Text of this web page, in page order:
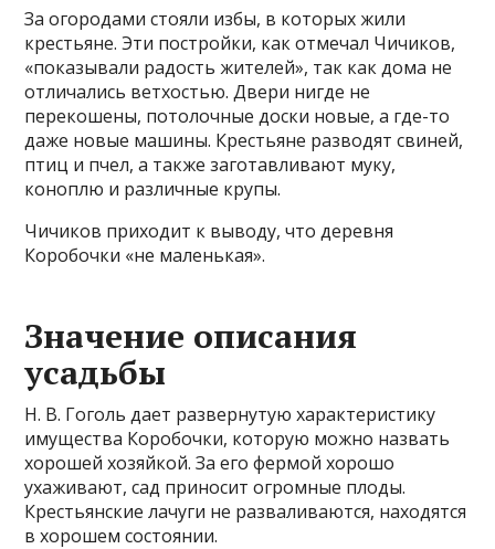
За огородами стояли избы, в которых жили
крестьяне. Эти постройки, как отмечал Чичиков,
«показывали радость жителей», так как дома не
отличались ветхостью. Двери нигде не
перекошены, потолочные доски новые, а где-то
даже новые машины. Крестьяне разводят свиней,
птиц и пчел, а также заготавливают муку,
коноплю и различные крупы.
Чичиков приходит к выводу, что деревня
Коробочки «не маленькая».
Значение описания
усадьбы
Н. В. Гоголь дает развернутую характеристику
имущества Коробочки, которую можно назвать
хорошей хозяйкой. За его фермой хорошо
ухаживают, сад приносит огромные плоды.
Крестьянские лачуги не разваливаются, находятся
в хорошем состоянии.